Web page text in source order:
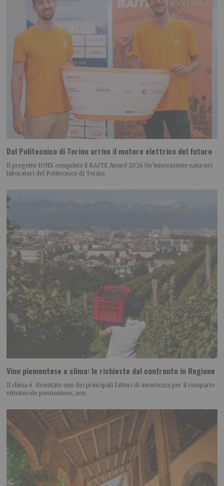
Dal Politecnico di Torino arriva il motore elettrico del futuro
Il progetto IONX conquista il BAITE Award 2026 Un’innovazione nata nei
laboratori del Politecnico di Torino
Vino piemontese e clima: le richieste dal confronto in Regione
Il clima è diventato uno dei principali fattori di incertezza per il comparto
vitivinicolo piemontese, non